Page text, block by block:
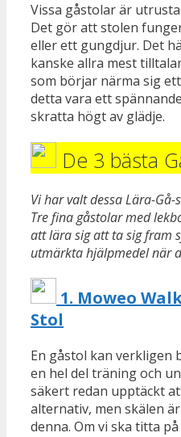
Vissa gåstolar är
Det gör att stolen
eller ett gungdjur. Det
kanske allra mest
som börjar närma sig
detta vara ett
skratta högt av glädje.
De 3 bästa
Vi har valt dessa Lära-
Tre fina gåstolar med
att lära sig att ta sig fram
utmärkta hjälpmedel när
1. Moweo
Stol
En gåstol kan verkligen
en hel del träning och
säkert redan upptäckt
alternativ, men skälen
denna. Om vi ska titta